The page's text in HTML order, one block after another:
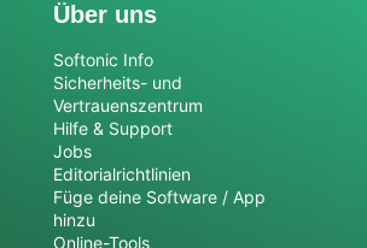
Über uns
Softonic Info
Sicherheits- und
Vertrauenszentrum
Hilfe & Support
Jobs
Editorialrichtlinien
Füge deine Software / App
hinzu
Online-Tools